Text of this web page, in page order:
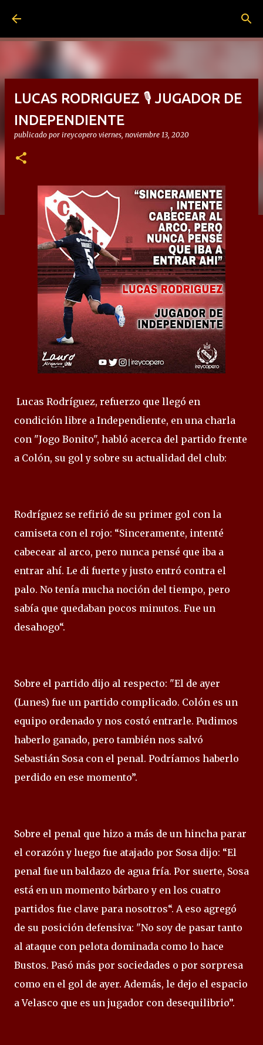
LUCAS RODRIGUEZ 🎙 JUGADOR DE
INDEPENDIENTE
publicado por ireycopero viernes, noviembre 13, 2020
Lucas Rodríguez, refuerzo que llegó en
condición libre a Independiente, en una charla
con "Jogo Bonito", habló acerca del partido frente
a Colón, su gol y sobre su actualidad del club:
Rodríguez se refirió de su primer gol con la
camiseta con el rojo: “Sinceramente, intenté
cabecear al arco, pero nunca pensé que iba a
entrar ahí. Le di fuerte y justo entró contra el
palo. No tenía mucha noción del tiempo, pero
sabía que quedaban pocos minutos. Fue un
desahogo“.
Sobre el partido dijo al respecto: "El de ayer
(Lunes) fue un partido complicado. Colón es un
equipo ordenado y nos costó entrarle. Pudimos
haberlo ganado, pero también nos salvó
Sebastián Sosa con el penal. Podríamos haberlo
perdido en ese momento”.
Sobre el penal que hizo a más de un hincha parar
el corazón y luego fue atajado por Sosa dijo: “El
penal fue un baldazo de agua fría. Por suerte, Sosa
está en un momento bárbaro y en los cuatro
partidos fue clave para nosotros“. A eso agregó
de su posición defensiva: "No soy de pasar tanto
al ataque con pelota dominada como lo hace
Bustos. Pasó más por sociedades o por sorpresa
como en el gol de ayer. Además, le dejo el espacio
a Velasco que es un jugador con desequilibrio”.